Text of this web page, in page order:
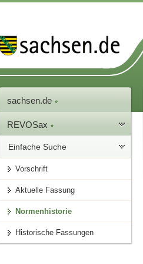
sachsen.de
REVOSax
Einfache Suche
Vorschrift
Aktuelle Fassung
Normenhistorie
Historische Fassungen